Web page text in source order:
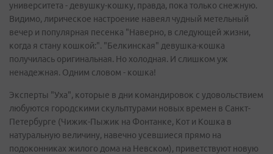
университета - девушку-кошку, правда, пока только снежную.
Видимо, лирическое настроение навеял чудный метельный
вечер и популярная песенка "Наверно, в следующей жизни,
когда я стану кошкой:". "Белкинская" девушка-кошка
получилась оригинальная. Но холодная. И слишком уж
ненадежная. Одним словом - кошка!
Эксперты "Уха", которые в дни командировок с удовольствием
любуются городскими скульптурами новых времен в Санкт-
Петербурге (Чижик-Пыжик на Фонтанке, Кот и Кошка в
натуральную величину, навечно усевшиеся прямо на
подоконниках жилого дома на Невском), приветствуют новую